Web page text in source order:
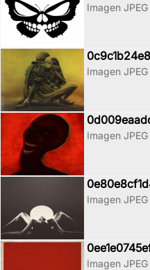
Imagen JPEG
Imagen JPEG
Imagen JPEG
Imagen JPEG
Imagen JPEG